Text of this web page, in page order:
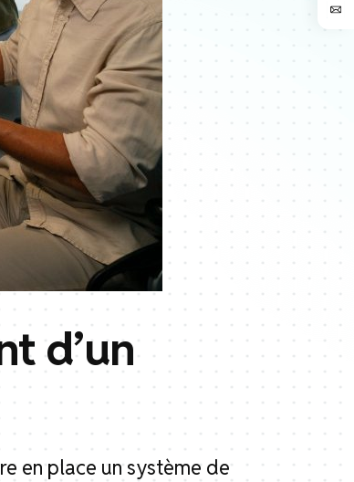
d’un
en place un système de